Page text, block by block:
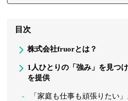
目次
株式会社fruorとは？
1人ひとりの「強み」を見つ
を提供
「家庭も仕事も頑張りたい